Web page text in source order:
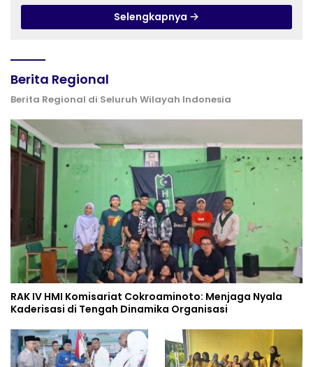
Selengkapnya
Berita Regional
Berita Regional di Seluruh Wilayah Indonesia
RAK IV HMI Komisariat Cokroaminoto: Menjaga Nyala
Kaderisasi di Tengah Dinamika Organisasi